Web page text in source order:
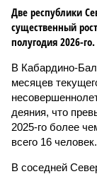
Две республики
существенный
полугодия 2026-го.
В Кабардино-
месяцев
деяния, что
2025-го более
всего 16 человек.
В соседней